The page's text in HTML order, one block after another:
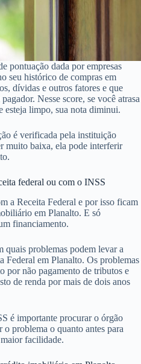
pontuação dada por empresas
seu histórico de compras em
dívidas e outros fatores e que
Nesse score, se você atrasa
esteja limpo, sua nota diminui.
é verificada pela instituição
muito baixa, ela pode interferir
federal ou com o INSS
a Receita Federal e por isso ficam
em Planalto. E só
financiamento.
quais problemas podem levar a
Federal em Planalto. Os problemas
por não pagamento de tributos e
de renda por mais de dois anos
é importante procurar o órgão
problema o quanto antes para
facilidade.